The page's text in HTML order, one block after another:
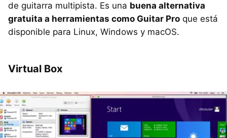
de guitarra multipista. Es una buena alternativa
gratuita a herramientas como Guitar Pro que está
disponible para Linux, Windows y macOS.
Virtual Box